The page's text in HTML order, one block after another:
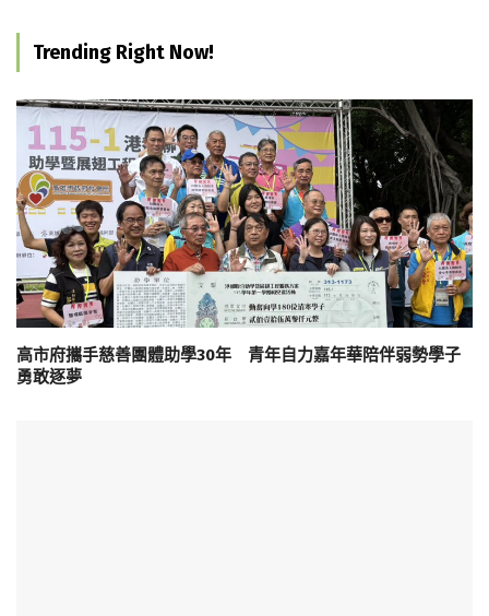
Trending Right Now!
高市府攜手慈善團體助學30年 青年自力嘉年華陪伴弱勢學子
勇敢逐夢